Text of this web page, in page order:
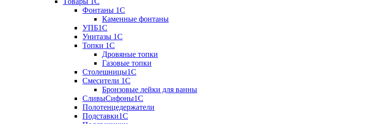
Фонтаны 1C
Каменные фонтаны
УПБ1С
Унитазы 1С
Топки 1С
Дровяные топки
Газовые топки
Столешницы1С
Смесители 1С
Бронзовые лейки для ванны
СливыСифоны1С
Полотенцедержатели
Подставки1С